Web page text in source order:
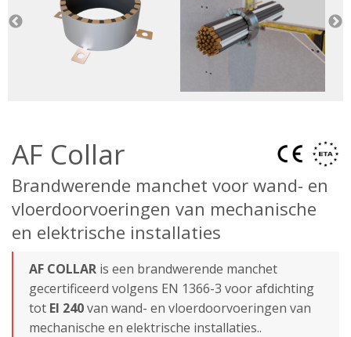
AF Collar
Brandwerende manchet voor wand- en
vloerdoorvoeringen van mechanische
en elektrische installaties
AF COLLAR is een brandwerende manchet
gecertificeerd volgens EN 1366-3 voor afdichting
tot EI 240van wand- en vloerdoorvoeringen van
mechanische en elektrische installaties..